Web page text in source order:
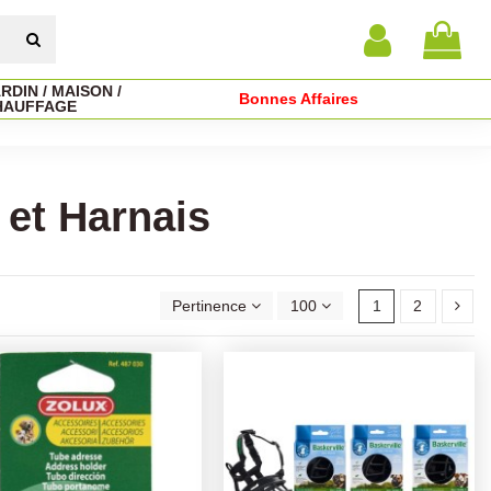
/ MAISON /
Bonnes Affaires
Harnais
Pertinence 100 1 2